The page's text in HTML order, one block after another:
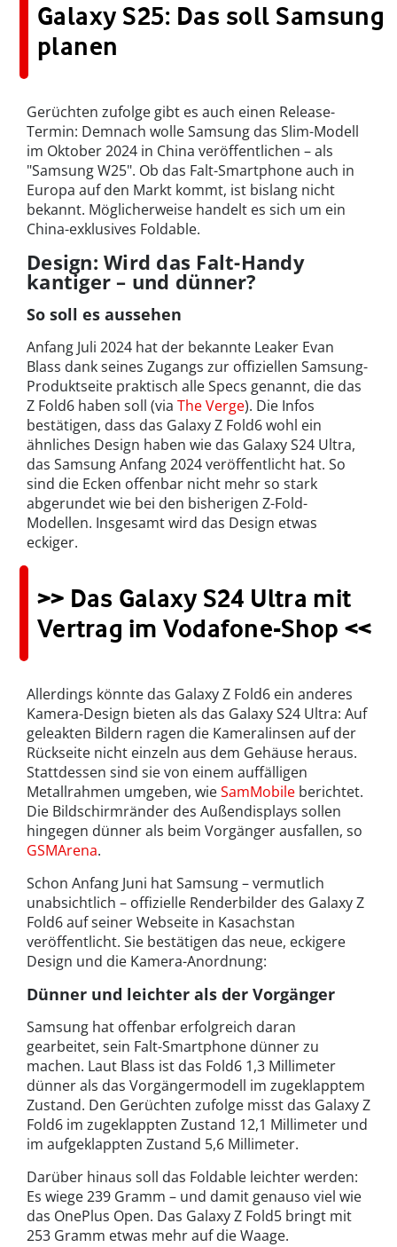
Galaxy S25: Das soll Samsung
planen
Gerüchten zufolge gibt es auch einen Release-
Termin: Demnach wolle Samsung das Slim-Modell
im Oktober 2024 in China veröffentlichen – als
"Samsung W25". Ob das Falt-Smartphone auch in
Europa auf den Markt kommt, ist bislang nicht
bekannt. Möglicherweise handelt es sich um ein
China-exklusives Foldable.
Design: Wird das Falt-Handy
kantiger – und dünner?
So soll es aussehen
Anfang Juli 2024 hat der bekannte Leaker Evan
Blass dank seines Zugangs zur offiziellen Samsung-
Produktseite praktisch alle Specs genannt, die das
Z Fold6 haben soll (via The Verge). Die Infos
bestätigen, dass das Galaxy Z Fold6 wohl ein
ähnliches Design haben wie das Galaxy S24 Ultra,
das Samsung Anfang 2024 veröffentlicht hat. So
sind die Ecken offenbar nicht mehr so stark
abgerundet wie bei den bisherigen Z-Fold-
Modellen. Insgesamt wird das Design etwas
eckiger.
>> Das Galaxy S24 Ultra mit
Vertrag im Vodafone-Shop <<
Allerdings könnte das Galaxy Z Fold6 ein anderes
Kamera-Design bieten als das Galaxy S24 Ultra: Auf
geleakten Bildern ragen die Kameralinsen auf der
Rückseite nicht einzeln aus dem Gehäuse heraus.
Stattdessen sind sie von einem auffälligen
Metallrahmen umgeben, wieSamMobile berichtet.
Die Bildschirmränder des Außendisplays sollen
hingegen dünner als beim Vorgänger ausfallen, so
GSMArena.
Schon Anfang Juni hat Samsung – vermutlich
unabsichtlich – offizielle Renderbilder des Galaxy Z
Fold6 auf seiner Webseite in Kasachstan
veröffentlicht. Sie bestätigen das neue, eckigere
Design und die Kamera-Anordnung:
Dünner und leichter als der Vorgänger
Samsung hat offenbar erfolgreich daran
gearbeitet, sein Falt-Smartphone dünner zu
machen. Laut Blass ist das Fold6 1,3 Millimeter
dünner als das Vorgängermodell im zugeklapptem
Zustand. Den Gerüchten zufolge misst das Galaxy Z
Fold6 im zugeklappten Zustand 12,1 Millimeter und
im aufgeklappten Zustand 5,6 Millimeter.
Darüber hinaus soll das Foldable leichter werden:
Es wiege 239 Gramm – und damit genauso viel wie
das OnePlus Open. Das Galaxy Z Fold5 bringt mit
253 Gramm etwas mehr auf die Waage.